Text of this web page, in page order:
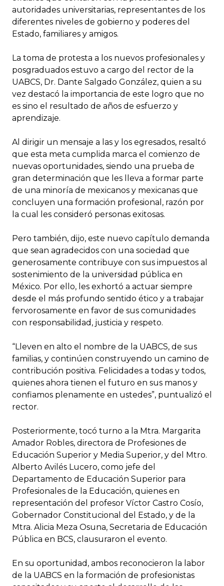
autoridades universitarias, representantes de los
diferentes niveles de gobierno y poderes del
Estado, familiares y amigos.
La toma de protesta a los nuevos profesionales y
posgraduados estuvo a cargo del rector de la
UABCS, Dr. Dante Salgado González, quien a su
vez destacó la importancia de este logro que no
es sino el resultado de años de esfuerzo y
aprendizaje.
Al dirigir un mensaje a las y los egresados, resaltó
que esta meta cumplida marca el comienzo de
nuevas oportunidades, siendo una prueba de
gran determinación que les lleva a formar parte
de una minoría de mexicanos y mexicanas que
concluyen una formación profesional, razón por
la cual les consideró personas exitosas.
Pero también, dijo, este nuevo capítulo demanda
que sean agradecidos con una sociedad que
generosamente contribuye con sus impuestos al
sostenimiento de la universidad pública en
México. Por ello, les exhortó a actuar siempre
desde el más profundo sentido ético y a trabajar
fervorosamente en favor de sus comunidades
con responsabilidad, justicia y respeto.
“Lleven en alto el nombre de la UABCS, de sus
familias, y continúen construyendo un camino de
contribución positiva. Felicidades a todas y todos,
quienes ahora tienen el futuro en sus manos y
confiamos plenamente en ustedes”, puntualizó el
rector.
Posteriormente, tocó turno a la Mtra. Margarita
Amador Robles, directora de Profesiones de
Educación Superior y Media Superior, y del Mtro.
Alberto Avilés Lucero, como jefe del
Departamento de Educación Superior para
Profesionales de la Educación, quienes en
representación del profesor Víctor Castro Cosío,
Gobernador Constitucional del Estado, y de la
Mtra. Alicia Meza Osuna, Secretaria de Educación
Pública en BCS, clausuraron el evento.
En su oportunidad, ambos reconocieron la labor
de la UABCS en la formación de profesionistas